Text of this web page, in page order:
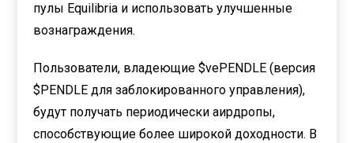
пулы Equilibria и использовать улучшенные
вознаграждения.
Пользователи, владеющие $vePENDLE (версия
$PENDLE для заблокированного управления),
будут получать периодически аирдропы,
способствующие более широкой доходности. В